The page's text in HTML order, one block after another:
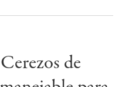
de